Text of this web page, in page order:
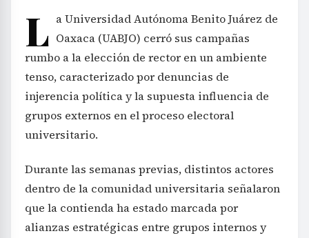
L a Universidad Autónoma Benito Juárez de
Oaxaca (UABJO) cerró sus campañas
rumbo a la elección de rector en un ambiente
tenso, caracterizado por denuncias de
injerencia política y la supuesta influencia de
grupos externos en el proceso electoral
universitario.
Durante las semanas previas, distintos actores
dentro de la comunidad universitaria señalaron
que la contienda ha estado marcada por
alianzas estratégicas entre grupos internos y